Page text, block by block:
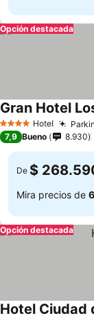
Opción destacada
4 EstrellasHotel
Gran Hotel
7,9 Bueno 8.930
De $
Mira precios de
Opción destacada
Hotel Ciudad